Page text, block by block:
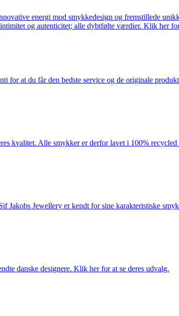
energi mod smykkedesign og fremstillede
og autenticitet; alle dybtfølte værdier. Klik her
for at du får den bedste service og de originale
kvalitet. Alle smykker er derfor lavet i 100%
Jakobs Jewellery er kendt for sine karakteristiske
danske designere. Klik her for at se deres udvalg.